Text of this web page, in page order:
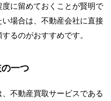
に留めておくことが賢明で
場合は、不動産会社に直接
るのがおすすめです。
一つ
不動産買取サービスである